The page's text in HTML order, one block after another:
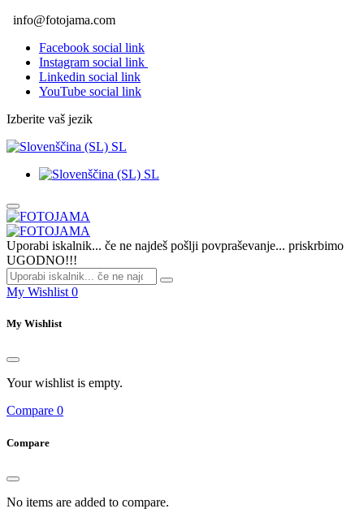
info@fotojama.com
Facebook social link
Instagram social link
Linkedin social link
YouTube social link
Izberite vaš jezik
SL
SL
Uporabi iskalnik... če ne najdeš pošlji povpraševanje... priskrbimo
UGODNO!!!
My Wishlist 0
My Wishlist
Your wishlist is empty.
Compare 0
Compare
No items are added to compare.